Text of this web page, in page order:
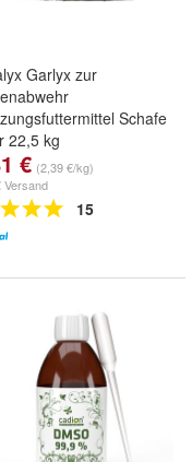
Garlyx zur
Schafe
22,5 kg
€ (2,39 €/kg)
Versand
15